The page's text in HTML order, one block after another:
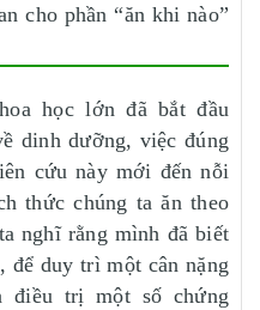
cho phần “ăn khi nào”
học lớn đã bắt đầu
dinh dưỡng, việc đúng
cứu này mới đến nỗi
thức chúng ta ăn theo
nghĩ rằng mình đã biết
để duy trì một cân nặng
điều trị một số chứng